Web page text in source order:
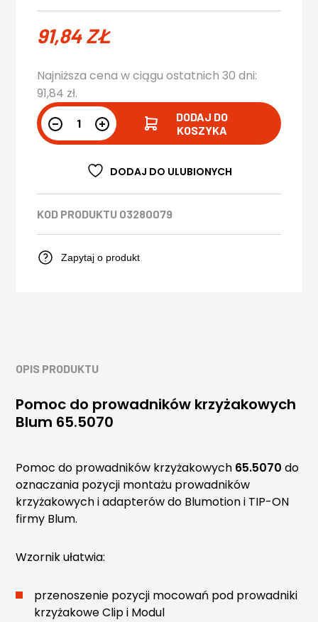
91,84ZŁ
Najniższa cena w ciągu ostatnich 30 dni:
91,84 zł.
DODAJ DO
KOSZYKA
DODAJ DO ULUBIONYCH
KOD PRODUKTU 03280079
Zapytaj o produkt
OPIS PRODUKTU
Pomoc do prowadników krzyżakowych
Blum 65.5070
Pomoc do prowadników krzyżakowych 65.5070 do
oznaczania pozycji montażu prowadników
krzyżakowych i adapterów do Blumotion i TIP-ON
firmy Blum.
Wzornik ułatwia:
przenoszenie pozycji mocowań pod prowadniki
krzyżakowe Clip i Modul